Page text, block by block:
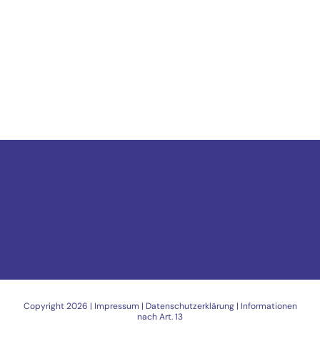
Copyright2026 | Impressum | Datenschutzerklärung| Informationen
nach Art. 13